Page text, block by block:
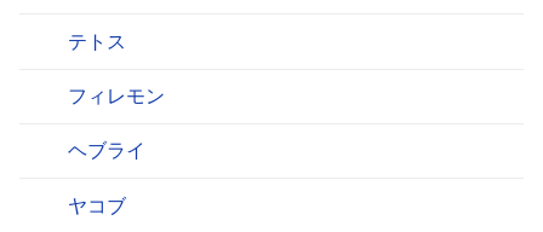
テトス
フィレモン
ヘブライ
ヤコブ